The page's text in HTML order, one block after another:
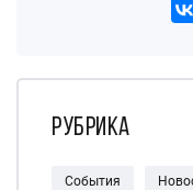
Рубрика
События